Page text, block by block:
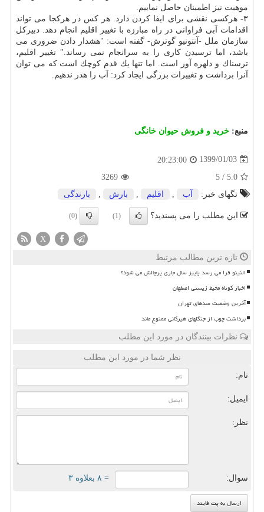
موهبت نیز اطمینان حاصل نماییم.
۳- هركسی نقشی برای ایفا كردن دارد. هر كس در هركجا می تواند
اقدامات آبی فراوانی در راه مبارزه با تغییر اقلیم انجام دهد. دبیركل
سازمان ملل -آنتونیو گوترش- گفته است: "هشدار دادن ضروری می
باشد، اما ترسیدن كاری را به سرانجام نمی رساند." تغییر اقلیم،
ترسناك و دلهره آور است. اما تنها یك قدم كوچك است كه می توان
آنرا برداشت و تغییرات بزرگی ایجاد كرد: آب را هدر ندهیم.
منبع: خرید و فروش حیوان خانگی
1399/01/03
20:23:00
5.0
/
5
3269
تگهای خبر:
آب اقلیم بارش بارندگی
این مطلب را می پسندید؟ (1)
(0)
X
تازه ترین مطالب مرتبط
النینو فرا می رسد پاییز سال جاری پرچالش می شود؟
اخبار کوتاه محیط زیستی اصفهان
آخرین وضعیت سدهای تهران
برداشت چوب از جنگلهای هیرکانی ممنوع ماند
نظرات بینندگان در مورد این مطلب
نظر شما در مورد این مطلب
نام:
ایمیل:
نظر:
سوال: = ۸ بعلاوه ۳